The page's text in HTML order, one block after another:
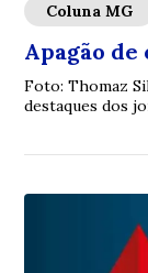
Coluna MG
Apagão
Foto: Thomaz
destaques dos